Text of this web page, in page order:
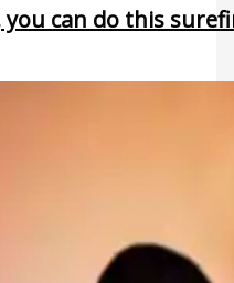
can do this